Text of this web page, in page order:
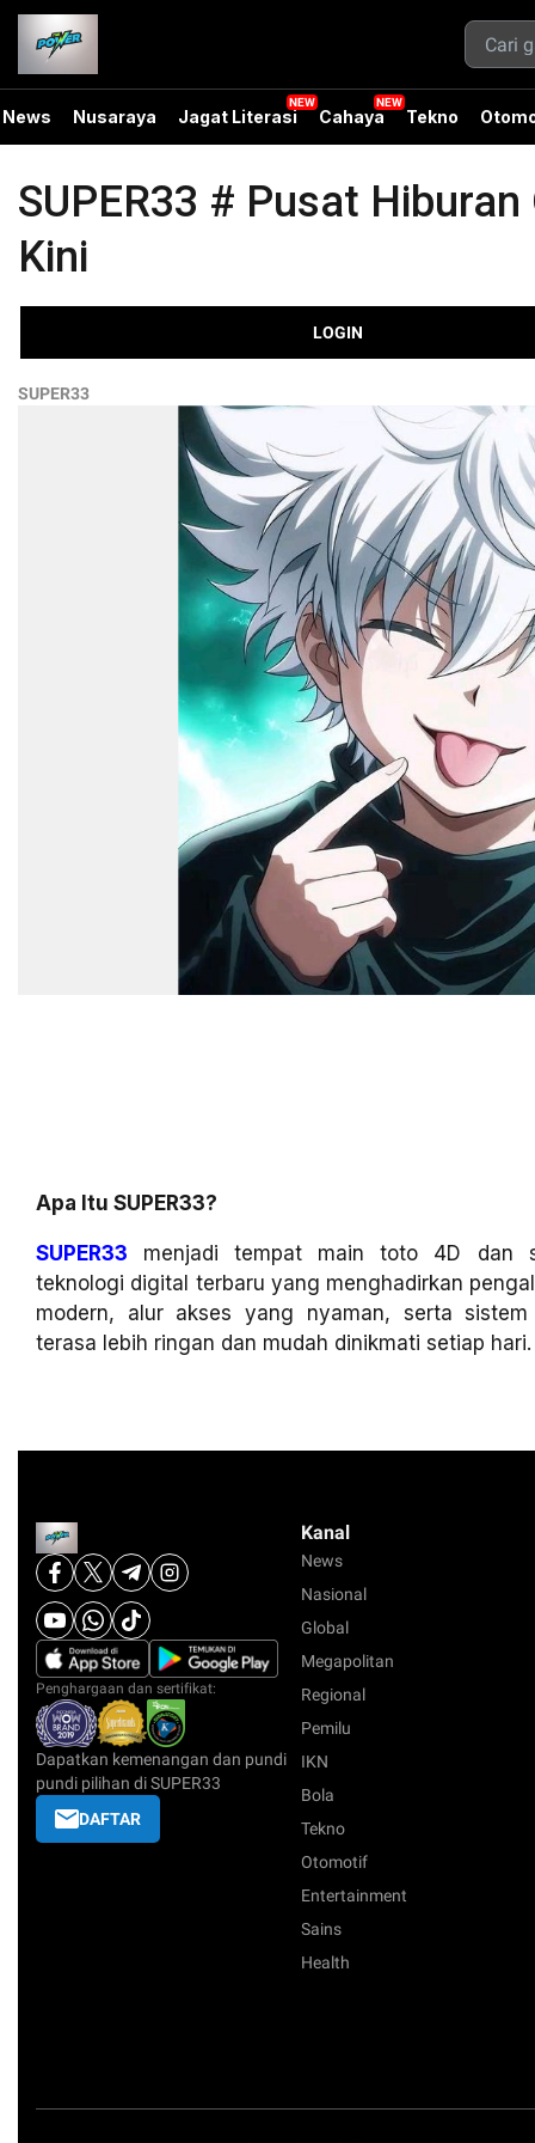
News Nusaraya Jagat Literasi Cahaya Tekno
SUPER33 # Pusat
Kini
LOGIN
SUPER33
Apa Itu SUPER33?
SUPER33 menjadi tempat main toto 4D dan
teknologi digital terbaru yang menghadirkan
modern, alur akses yang nyaman, serta
terasa lebih ringan dan mudah dinikmati setiap hari.
Penghargaan dan sertifikat:
Dapatkan kemenangan dan pundi
pundi pilihan di SUPER33
DAFTAR
Kanal
News
Nasional
Global
Megapolitan
Regional
Pemilu
IKN
Bola
Tekno
Otomotif
Entertainment
Sains
Health